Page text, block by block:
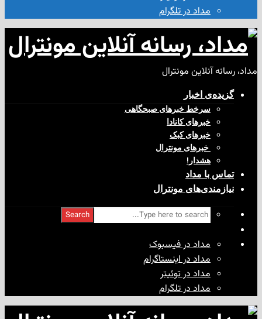
مداد در تلگرام
مونترال
اخبار
سرخط خبرهای صبحگاهی
خبرهای کانادا
خبرهای کبک
‌ خبرهای مونترال
مداد
مونترال
Search
مداد در فیسبوک
مداد در اینستاگرام
مداد در توئیتر
مداد در تلگرام